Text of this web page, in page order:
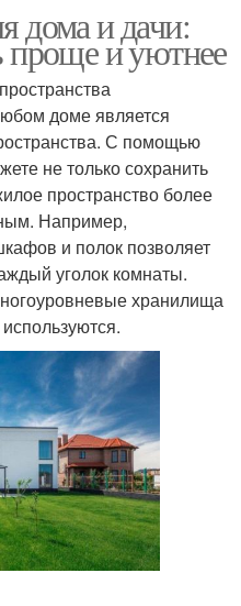
дома и дачи:
проще и уютнее
доме является
С помощью
не только сохранить
пространство более
Например,
и полок позволяет
уголок комнаты.
хранилища